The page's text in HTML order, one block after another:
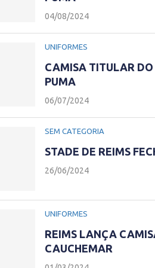
04/08/2024
UNIFORMES
CAMISA TITULAR
PUMA
06/07/2024
SEM CATEGORIA
STADE DE REIMS
26/06/2024
UNIFORMES
REIMS LANÇA
CAUCHEMAR